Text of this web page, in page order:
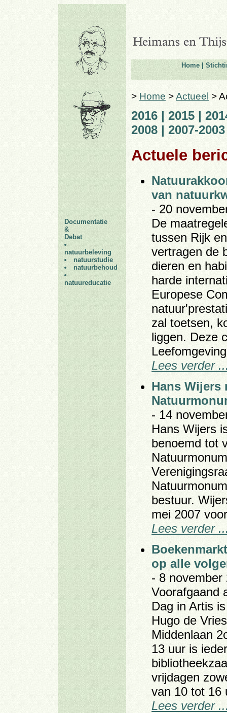
Documentatie
&
Debat
natuurbeleving
natuurstudie
natuurbehoud
natuureducatie
Home |
> Home >Actueel >
2016 | 2015 |
2008 | 2007-2003
Actuele
van
- 20
De
tussen Rijk
vertragen de
dieren en
harde
Europese
zal toetsen,
liggen. Deze
Lees verder
Hans Wijers
- 14
Hans Wijers
benoemd tot
bestuur.
mei 2007
Lees verder
op alle
- 8 november
Voorafgaand
Dag in Artis
Hugo de
Middenlaan
13 uur is
vrijdagen
van 10 tot 16
Lees verder